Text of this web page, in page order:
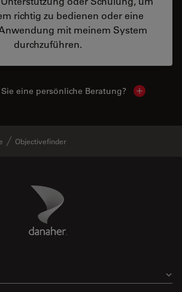
richtig zu bedienen oder eine
mit meinem System
durchzuführen.
eine persönliche Beratung? Show
Objectivefinder
Danaher Logo